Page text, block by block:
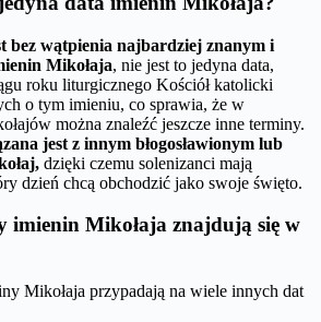
bez wątpienia najbardziej znanym i
Mikołaja, nie jest to jedyna data,
roku liturgicznego Kościół katolicki
o tym imieniu, co sprawia, że w
można znaleźć jeszcze inne terminy.
jest z innym błogosławionym lub
dzięki czemu solenizanci mają
dzień chcą obchodzić jako swoje święto.
imienin Mikołaja znajdują się w
Mikołaja przypadają na wiele innych dat